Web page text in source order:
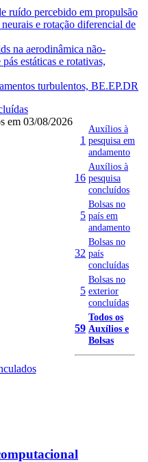
ruído percebido em propulsão
e rotação diferencial de
na aerodinâmica não-
estáticas e rotativas,
turbulentos, BE.EP.DR
em 03/08/2026
1
Auxílios à
pesquisa em
andamento
16
Auxílios à
pesquisa
concluídos
5
Bolsas no
país em
andamento
32
Bolsas no
país
concluídas
5
Bolsas no
exterior
concluídas
59
Todos os
Auxílios e
Bolsas